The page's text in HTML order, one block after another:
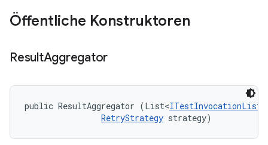
Öffentliche Konstruktoren
ResultAggregator
public ResultAggregator (List<
RetryStrategy strategy)